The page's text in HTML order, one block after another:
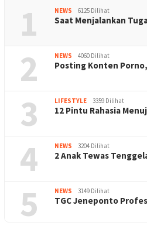
1 NEWS 6125 Dilihat
Saat Menjalankan
2 NEWS 4060 Dilihat
Posting Konten
3 LIFESTYLE 3359 Dilihat
12 Pintu Rahasia
4 NEWS 3204 Dilihat
2 Anak Tewas
5 NEWS 3149 Dilihat
TGC Jeneponto